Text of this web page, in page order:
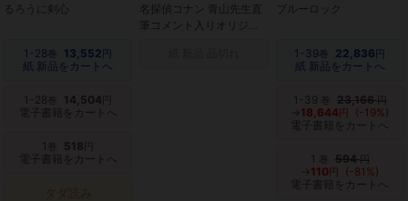
るろうに剣心
1-28巻 13,552 円
紙 新品をカートへ
1-28 巻 14,504
電子書籍をカートへ
1 巻 518
電子書籍をカートへ
タダ読み
名探偵コナン 青山先生直
筆コメント入りオリジナ
ブルーロック
1-39巻 22,836 円
紙 新品をカートへ
1-39 巻 23,166円
18,644 円
(-19%)
電子書籍をカートへ
1 巻 594円
110 円
(-81%)
電子書籍をカートへ